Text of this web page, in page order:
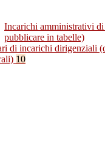
Incarichi amministrativi di
pubblicare in tabelle)
di incarichi dirigenziali
10